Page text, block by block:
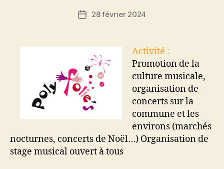
Date28 février 2024
Activité :
Promotion de la
culture musicale,
organisation de
concerts sur la
commune et les
environs (marchés
nocturnes, concerts de Noël…) Organisation de
stage musical ouvert à tous